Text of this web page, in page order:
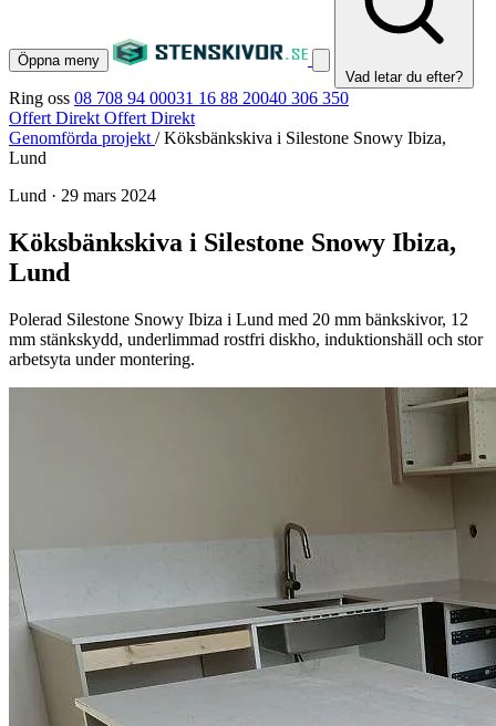
Öppna meny
Vad letar du efter?
Ring oss 08 708 94 00031 16 88 20040 306 350
Offert Direkt Offert Direkt
Genomförda projekt / Köksbänkskiva i Silestone Snowy Ibiza,
Lund
Lund · 29 mars 2024
Köksbänkskiva i Silestone Snowy Ibiza,
Lund
Polerad Silestone Snowy Ibiza i Lund med 20 mm bänkskivor, 12
mm stänkskydd, underlimmad rostfri diskho, induktionshäll och stor
arbetsyta under montering.